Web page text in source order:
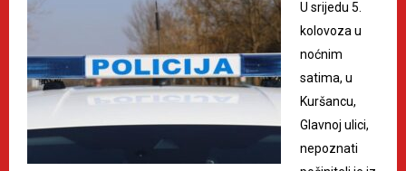
U srijedu 5.
kolovoza u
noćnim
satima, u
Kuršancu,
Glavnoj ulici,
nepoznati